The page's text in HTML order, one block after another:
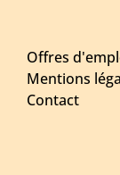
Offres
Mentions
Contact